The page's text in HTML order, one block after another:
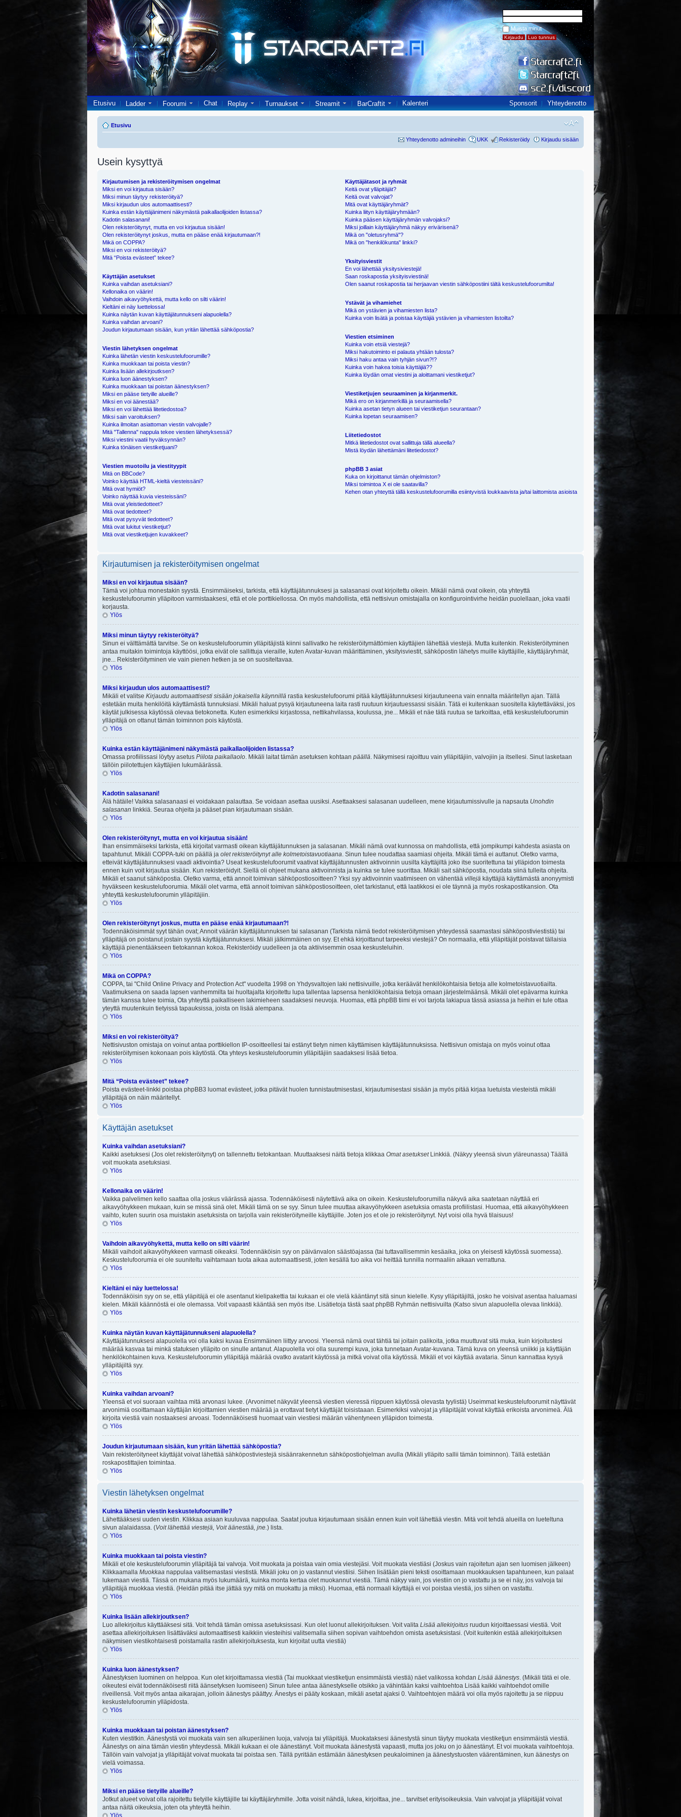
Muista minut
Etusivu Ladder Foorumi Chat Replay Turnaukset Streamit BarCraftit Kalenteri Sponsorit Yhteydenotto
Etusivu
Yhteydenotto admineihin UKK Rekisteröidy Kirjaudu sisään
Usein kysyttyä
Kirjautumisen ja rekisteröitymisen ongelmat
Miksi en voi kirjautua sisään?
Miksi minun täytyy rekisteröityä?
Miksi kirjaudun ulos automaattisesti?
Kuinka estän käyttäjänimeni näkymästä paikallaolijoiden listassa?
Kadotin salasanani!
Olen rekisteröitynyt, mutta en voi kirjautua sisään!
Olen rekisteröitynyt joskus, mutta en pääse enää kirjautumaan?!
Mikä on COPPA?
Miksi en voi rekisteröityä?
Mitä “Poista evästeet” tekee?
Käyttäjän asetukset
Kuinka vaihdan asetuksiani?
Kellonaika on väärin!
Vaihdoin aikavyöhykettä, mutta kello on silti väärin!
Kieltäni ei näy luettelossa!
Kuinka näytän kuvan käyttäjätunnukseni alapuolella?
Kuinka vaihdan arvoani?
Joudun kirjautumaan sisään, kun yritän lähettää sähköpostia?
Viestin lähetyksen ongelmat
Kuinka lähetän viestin keskustelufoorumille?
Kuinka muokkaan tai poista viestin?
Kuinka lisään allekirjoutksen?
Kuinka luon äänestyksen?
Kuinka muokkaan tai poistan äänestyksen?
Miksi en pääse tietyille alueille?
Miksi en voi äänestää?
Miksi en voi lähettää liitetiedostoa?
Miksi sain varoituksen?
Kuinka ilmoitan asiattoman viestin valvojalle?
Mitä "Tallenna" nappula tekee viestien lähetyksessä?
Miksi viestini vaatii hyväksynnän?
Kuinka tönäisen viestiketjuani?
Viestien muotoilu ja viestityypit
Mitä on BBCode?
Voinko käyttää HTML-kieltä viesteissäni?
Mitä ovat hymiöt?
Voinko näyttää kuvia viesteissäni?
Mitä ovat yleistiedotteet?
Mitä ovat tiedotteet?
Mitä ovat pysyvät tiedotteet?
Mitä ovat lukitut viestiketjut?
Mitä ovat viestiketjujen kuvakkeet?
Käyttäjätasot ja ryhmät
Keitä ovat ylläpitäjät?
Keitä ovat valvojat?
Mitä ovat käyttäjäryhmät?
Kuinka liityn käyttäjäryhmään?
Kuinka pääsen käyttäjäryhmän valvojaksi?
Miksi joillain käyttäjäryhmä näkyy erivärisenä?
Mikä on "oletusryhmä"?
Mikä on "henkilökunta" linkki?
Yksityisviestit
En voi lähettää yksitysiviestejä!
Saan roskapostia yksityisviestinä!
Olen saanut roskapostia tai herjaavan viestin sähköpostiini tältä keskustelufoorumilta!
Ystävät ja vihamiehet
Mikä on ystävien ja vihamiesten lista?
Kuinka voin lisätä ja poistaa käyttäjiä ystävien ja vihamiesten listoilta?
Viestien etsiminen
Kuinka voin etsiä viestejä?
Miksi hakutoiminto ei palauta yhtään tulosta?
Miksi haku antaa vain tyhjän sivun?!?
Kuinka voin hakea toisia käyttäjiä??
Kuinka löydän omat viestini ja aloittamani viestiketjut?
Viestiketjujen seuraaminen ja kirjanmerkit.
Mikä ero on kirjanmerkillä ja seuraamisella?
Kuinka asetan tietyn alueen tai viestiketjun seurantaan?
Kuinka lopetan seuraamisen?
Liitetiedostot
Mitkä liitetiedostot ovat sallittuja tällä alueella?
Mistä löydän lähettämäni liitetiedostot?
phpBB 3 asiat
Kuka on kirjoittanut tämän ohjelmiston?
Miksi toimintoa X ei ole saatavilla?
Kehen otan yhteyttä tällä keskustelufoorumilla esiintyvistä loukkaavista ja/tai laittomista asioista
Kirjautumisen ja rekisteröitymisen ongelmat
Miksi en voi kirjautua sisään?
Tämä voi johtua monestakin syystä. Ensimmäiseksi, tarkista, että käyttäjätunnuksesi ja salasanasi ovat kirjoitettu oikein. Mikäli nämä ovat oikein, ota yhteyttä
keskustelufoorumin ylläpitoon varmistaaksesi, että et ole porttikiellossa. On myös mahdollista, että nettisivun omistajalla on konfigurointivirhe heidän puolellaan, joka vaatii
korjausta.
Ylös
Miksi minun täytyy rekisteröityä?
Sinun ei välttämättä tarvitse. Se on keskustelufoorumin ylläpitäjistä kiinni sallivatko he rekisteröitymättömien käyttäjien lähettää viestejä. Mutta kuitenkin. Rekisteröityminen
antaa muitakin toimintoja käyttöösi, jotka eivät ole sallittuja vieraille, kuten Avatar-kuvan määrittäminen, yksityisviestit, sähköpostin lähetys muille käyttäjille, käyttäjäryhmät,
jne... Rekisteröityminen vie vain pienen hetken ja se on suositeltavaa.
Ylös
Miksi kirjaudun ulos automaattisesti?
Mikäli et valitse Kirjaudu automaattisesti sisään jokaisella käynnillä rastia keskustelufoorumi pitää käyttäjätunnuksesi kirjautuneena vain ennalta määritellyn ajan. Tällä
estetään muita henkilöitä käyttämästä tunnuksiasi. Mikäli haluat pysyä kirjautuneena laita rasti ruutuun kirjautuessassi sisään. Tätä ei kuitenkaan suositella käytettäväksi, jos
käytät julkisessa käytössä olevaa tietokonetta. Kuten esimerkiksi kirjastossa, nettikahvilassa, koulussa, jne... Mikäli et näe tätä ruutua se tarkoittaa, että keskustelufoorumin
ylläpitäjä on ottanut tämän toiminnon pois käytöstä.
Ylös
Kuinka estän käyttäjänimeni näkymästä paikallaolijoiden listassa?
Omassa profiilissasi löytyy asetus Piilota paikallaolo. Mikäli laitat tämän asetuksen kohtaan päällä. Näkymisesi rajoittuu vain ylläpitäjiin, valvojiin ja itsellesi. Sinut lasketaan
tällöin piilotettujen käyttäjien lukumäärässä.
Ylös
Kadotin salasanani!
Älä hätäile! Vaikka salasanaasi ei voidakaan palauttaa. Se voidaan asettaa uusiksi. Asettaaksesi salasanan uudelleen, mene kirjautumissivulle ja napsauta Unohdin
salasanan linkkiä. Seuraa ohjeita ja pääset pian kirjautumaan sisään.
Ylös
Olen rekisteröitynyt, mutta en voi kirjautua sisään!
Ihan ensimmäiseksi tarkista, että kirjoitat varmasti oikean käyttäjätunnuksen ja salasanan. Mikäli nämä ovat kunnossa on mahdollista, että jompikumpi kahdesta asiasta on
tapahtunut. Mikäli COPPA-tuki on päällä ja olet rekisteröitynyt alle kolmetoistavuotiaana. Sinun tulee noudattaa saamiasi ohjeita. Mikäli tämä ei auttanut. Oletko varma,
etteivät käyttäjätunnuksesi vaadi aktivointia? Useat keskustelufoorumit vaativat käyttäjätunnusten aktivoinnin uusilta käyttäjiltä joko itse suoritettuna tai ylläpidon toimesta
ennen kuin voit kirjautua sisään. Kun rekisteröidyit. Siellä oli ohjeet mukana aktivoinnista ja kuinka se tulee suorittaa. Mikäli sait sähköpostia, noudata siinä tulleita ohjeita.
Mikäli et saanut sähköpostia. Oletko varma, että annoit toimivan sähköpostiosoitteen? Yksi syy aktivoinnin vaatimiseen on vähentää villejä käyttäjiä käyttämästä anonyymisti
hyväkseen keskustelufoorumia. Mikäli olet varma, että annoit toimivan sähköpostiosoitteen, olet tarkistanut, että laatikkosi ei ole täynnä ja myös roskapostikansion. Ota
yhteyttä keskustelufoorumin ylläpitäjiin.
Ylös
Olen rekisteröitynyt joskus, mutta en pääse enää kirjautumaan?!
Todennäköisimmät syyt tähän ovat; Annoit väärän käyttäjätunnuksen tai salasanan (Tarkista nämä tiedot rekisteröitymisen yhteydessä saamastasi sähköpostiviestistä) tai
ylläpitäjä on poistanut jostain syystä käyttäjätunnuksesi. Mikäli jälkimmäinen on syy. Et ehkä kirjoittanut tarpeeksi viestejä? On normaalia, että ylläpitäjät poistavat tällaisia
käyttäjiä pienentääkseen tietokannan kokoa. Rekisteröidy uudelleen ja ota aktiivisemmin osaa keskusteluihin.
Ylös
Mikä on COPPA?
COPPA, tai "Child Online Privacy and Protection Act" vuodelta 1998 on Yhdysvaltojen laki nettisivuille, jotka keräävät henkilökohtaisia tietoja alle kolmetoistavuotiailta.
Vaatimuksena on saada lapsen vanhemmilta tai huoltajalta kirjoitettu lupa tallentaa lapsensa henkilökohtaisia tietoja omaan järjestelmäänsä. Mikäli olet epävarma kuinka
tämän kanssa tulee toimia, Ota yhteyttä paikalliseen lakimieheen saadaksesi neuvoja. Huomaa, että phpBB tiimi ei voi tarjota lakiapua tässä asiassa ja heihin ei tule ottaa
yteyttä muutenkuin tietyissä tapauksissa, joista on lisää alempana.
Ylös
Miksi en voi rekisteröityä?
Nettisivuston omistaja on voinut antaa porttikiellon IP-osoitteellesi tai estänyt tietyn nimen käyttämisen käyttäjätunnuksissa. Nettisivun omistaja on myös voinut ottaa
rekisteröitymisen kokonaan pois käytöstä. Ota yhteys keskustelufoorumin ylläpitäjiin saadaksesi lisää tietoa.
Ylös
Mitä “Poista evästeet” tekee?
Poista evästeet-linkki poistaa phpBB3 luomat evästeet, jotka pitävät huolen tunnistautmisestasi, kirjautumisestasi sisään ja myös pitää kirjaa luetuista viesteistä mikäli
ylläpitäjä on näin määritellyt.
Ylös
Käyttäjän asetukset
Kuinka vaihdan asetuksiani?
Kaikki asetuksesi (Jos olet rekisteröitynyt) on tallennettu tietokantaan. Muuttaaksesi näitä tietoja klikkaa Omat asetuksetLinkkiä. (Näkyy yleensä sivun yläreunassa) Täällä
voit muokata asetuksiasi.
Ylös
Kellonaika on väärin!
Vaikka palvelimen kello saattaa olla joskus väärässä ajassa. Todennäköisesti näytettävä aika on oikein. Keskustelufoorumilla näkyvä aika saatetaan näyttää eri
aikavyöhykkeen mukaan, kuin se missä sinä olet. Mikäli tämä on se syy. Sinun tulee muuttaa aikavyöhykkeen asetuksia omasta profiilistasi. Huomaa, että aikavyöhykkeen
vaihto, kuten suurin osa muistakin asetuksista on tarjolla vain rekisteröityneille käyttäjille. Joten jos et ole jo rekisteröitynyt. Nyt voisi olla hyvä tilaisuus!
Ylös
Vaihdoin aikavyöhykettä, mutta kello on silti väärin!
Mikäli vaihdoit aikavyöhykkeen varmasti oikeaksi. Todennäköisin syy on päivänvalon säästöajassa (tai tuttavallisemmin kesäaika, joka on yleisesti käytössä suomessa).
Keskustelufoorumia ei ole suuniteltu vaihtamaan tuota aikaa automaattisesti, joten kesällä tuo aika voi heittää tunnilla normaaliin aikaan verrattuna.
Ylös
Kieltäni ei näy luettelossa!
Todennäköisin syy on se, että yläpitäjä ei ole asentanut kielipakettia tai kukaan ei ole vielä kääntänyt sitä sinun kielelle. Kysy ylläpitäjiltä, josko he voisivat asentaa haluamasi
kielen. Mikäli käännöstä ei ole olemassa. Voit vapaasti kääntää sen myös itse. Lisätietoja tästä saat phpBB Ryhmän nettisivuilta (Katso sivun alapuolella olevaa linkkiä).
Ylös
Kuinka näytän kuvan käyttäjätunnukseni alapuolella?
Käyttäjätunnuksesi alapuolella voi olla kaksi kuvaa Ensimmäinen liittyy arvoosi. Yleensä nämä ovat tähtiä tai joitain palikoita, jotka muuttuvat sitä muka, kuin kirjoitustesi
määrää kasvaa tai minkä statuksen ylläpito on sinulle antanut. Alapuolella voi olla suurempi kuva, joka tunnetaan Avatar-kuvana. Tämä kuva on yleensä uniikki ja käyttäjän
henkilökohtainen kuva. Keskustelufoorumin ylläpitäjä määrää ovatko avatarit käytössä ja mitkä voivat olla käytössä. Mikäli et voi käyttää avataria. Sinun kannattaa kysyä
ylläpitäjiltä syy.
Ylös
Kuinka vaihdan arvoani?
Yleensä et voi suoraan vaihtaa mitä arvonasi lukee. (Arvonimet näkyvät yleensä viestien vieressä riippuen käytössä olevasta tyylistä) Useimmat keskustelufoorumit näyttävät
arvonimiä osoittamaan käyttäjän kirjoittamien viestien määrää ja erottavat tietyt käyttäjät toisistaaan. Esimerkiksi valvojat ja ylläpitäjät voivat käyttää erikoista arvonimeä. Älä
kirjoita viestiä vain nostaaksesi arvoasi. Todennäköisesti huomaat vain viestiesi määrän vähentyneen ylläpidon toimesta.
Ylös
Joudun kirjautumaan sisään, kun yritän lähettää sähköpostia?
Vain rekisteröityneet käyttäjät voivat lähettää sähköpostiviestejä sisäänrakennetun sähköpostiohjelman avulla (Mikäli ylläpito sallii tämän toiminnon). Tällä estetään
roskapostittajien toimintaa.
Ylös
Viestin lähetyksen ongelmat
Kuinka lähetän viestin keskustelufoorumille?
Lähettääksesi uuden viestin. Klikkaa asiaan kuuluvaa nappulaa. Saatat joutua kirjautumaan sisään ennen kuin voit lähettää viestin. Mitä voit tehdä alueilla on lueteltuna
sivun alalaidassa. (Voit lähettää viestejä, Voit äänestää, jne.) lista.
Ylös
Kuinka muokkaan tai poista viestin?
Mikäli et ole keskustelufoorumin ylläpitäjä tai valvoja. Voit muokata ja poistaa vain omia viestejäsi. Voit muokata viestiäsi (Joskus vain rajoitetun ajan sen luomisen jälkeen)
Klikkaamalla Muokkaa nappulaa valitsemastasi viestistä. Mikäli joku on jo vastannut viestiisi. Siihen lisätään pieni teksti osoittamaan muokkauksen tapahtuneen, kun palaat
lukemaan viestiä. Tässä on mukana myös lukumäärä, kuinka monta kertaa olet muokannut viestiä. Tämä näkyy vain, jos viestiin on jo vastattu ja se ei näy, jos valvoja tai
ylläpitäjä muokkaa viestiä. (Heidän pitää itse jättää syy mitä on muokattu ja miksi). Huomaa, että normaali käyttäjä ei voi poistaa viestiä, jos siihen on vastattu.
Ylös
Kuinka lisään allekirjoutksen?
Luo allekirjoitus käyttääksesi sitä. Voit tehdä tämän omissa asetuksissasi. Kun olet luonut allekirjoituksen. Voit valita Lisää allekirjoitus ruudun kirjoittaessasi viestiä. Voit
asettaa allekirjoituksen lisättäväksi automaattisesti kaikkiin viesteihisi valitsemalla siihen sopivan vaihtoehdon omista asetuksistasi. (Voit kuitenkin estää allekirjoituksen
näkymisen viestikohtaisesti poistamalla rastin allekirjoituksesta, kun kirjoitat uutta viestiä)
Ylös
Kuinka luon äänestyksen?
Äänestyksen luominen on helppoa. Kun olet kirjoittamassa viestiä (Tai muokkaat viestiketjun ensimmäistä viestiä) näet valikossa kohdan Lisää äänestys. (Mikäli tätä ei ole.
oikeutesi eivät todennäköisesti riitä äänsetyksen luomiseen) Sinun tulee antaa äänestykselle otsikko ja vähintään kaksi vaihtoehtoa Lisää kaikki vaihtoehdot omille
riveillensä. Voit myös antaa aikarajan, jolloin äänestys päättyy. Änestys ei pääty koskaan, mikäli asetat ajaksi 0. Vaihtoehtojen määrä voi olla myös rajoitettu ja se riippuu
keskustelufoorumin ylläpidosta.
Ylös
Kuinka muokkaan tai poistan äänestyksen?
Kuten viestitkin. Äänestystä voi muokata vain sen alkuperäinen luoja, valvoja tai ylläpitäjä. Muokataksesi äänestystä sinun täytyy muokata viestiketjun ensimmäistä viestiä.
Äänestys on aina tämän viestin yhteydessä. Mikäli kukaan ei ole äänestänyt. Voit muokata äänestystä vapaasti, mutta jos joku on jo äänestänyt. Et voi muokata vaihtoehtoja.
Tällöin vain valvojat ja ylläpitäjät voivat muokata tai poistaa sen. Tällä pyritään estämään äänestyksen peukaloiminen ja äänestystuosten väärentäminen, kun äänestys on
vielä voimassa.
Ylös
Miksi en pääse tietyille alueille?
Jotkut alueet voivat olla rajoitettu tietyille käyttäjille tai käyttäjäryhmille. Jotta voisit nähdä, lukea, kirjoittaa, jne... tarvitset erityisoikeuksia. Vain valvojat ja ylläpitäjät voivat
antaa näitä oikeuksia, joten ota yhteyttä heihin.
Ylös